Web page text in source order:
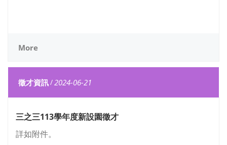
More
徵才資訊/2024-06-21
三之三113學年度新設園徵才
詳如附件。